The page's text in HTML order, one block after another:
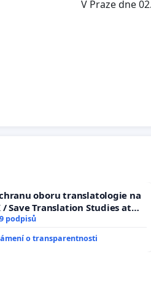
V Praze dne
oboru translatologie na
/ Save Translation Studies at
of Arts, Charles
podpisů
o transparentnosti